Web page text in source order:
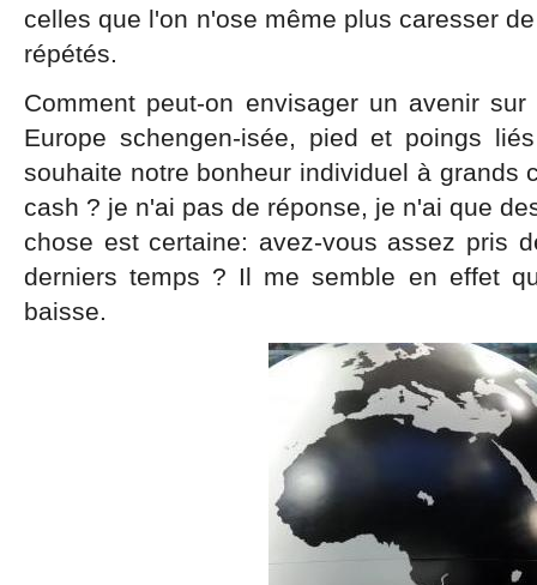
celles que l'on n'ose même plus caresser
répétés.
Comment peut-on envisager un avenir
Europe schengen-isée, pied et poings
souhaite notre bonheur individuel à grands
cash ? je n'ai pas de réponse, je n'ai que
chose est certaine: avez-vous assez pris
derniers temps ? Il me semble en effet
baisse.